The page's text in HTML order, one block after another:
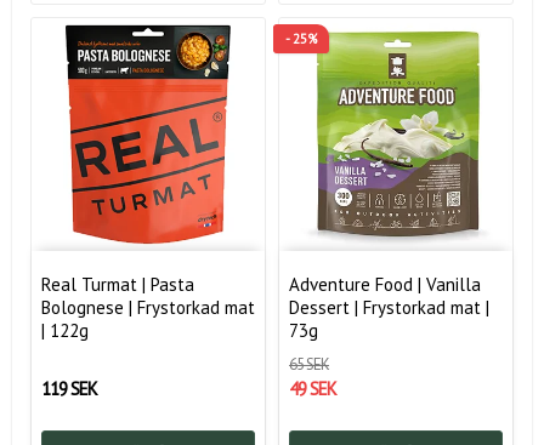
Real Turmat | Pasta
Bolognese | Frystorkad mat
| 122g
119 SEK
- 25%
Adventure Food | Vanilla
Dessert | Frystorkad mat |
73g
65 SEK
49 SEK